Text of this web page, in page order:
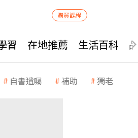
購買課程
習 在地推薦 生活百科
自書遺囑 補助 獨老